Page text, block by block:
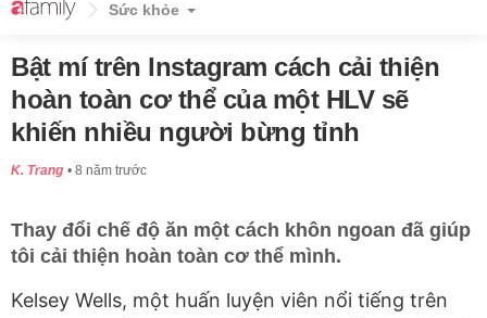
Sức khỏe
Bật mí trên Instagram cách cải thiện
hoàn toàn cơ thể của một HLV sẽ
khiến nhiều người bừng tỉnh
K. Trang 8 năm trước
Thay đổi chế độ ăn một cách khôn ngoan đã giúp
tôi cải thiện hoàn toàn cơ thể mình.
Kelsey Wells, một huấn luyện viên nổi tiếng trên